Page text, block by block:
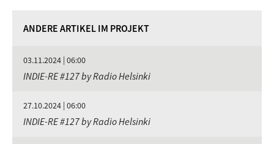
ANDERE ARTIKEL IM PROJEKT
03.11.2024 | 06:00
INDIE-RE #127 by Radio Helsinki
27.10.2024 | 06:00
INDIE-RE #127 by Radio Helsinki